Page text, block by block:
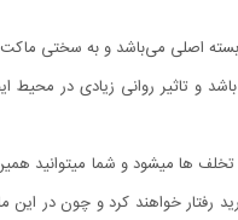
اصلی می‌باشد و به
و تاثیر روانی زیادی در
ها میشود و شما میتوانید